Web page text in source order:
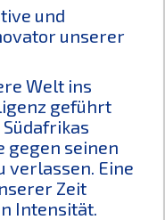
und
unserer
Welt ins
geführt
gegen seinen
verlassen. Eine
Zeit
Intensität.